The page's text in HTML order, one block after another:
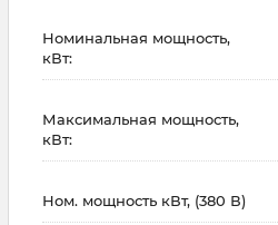
Номинальная мощность,
кВт:
Максимальная мощность,
кВт:
Ном. мощность кВт, (380 В)